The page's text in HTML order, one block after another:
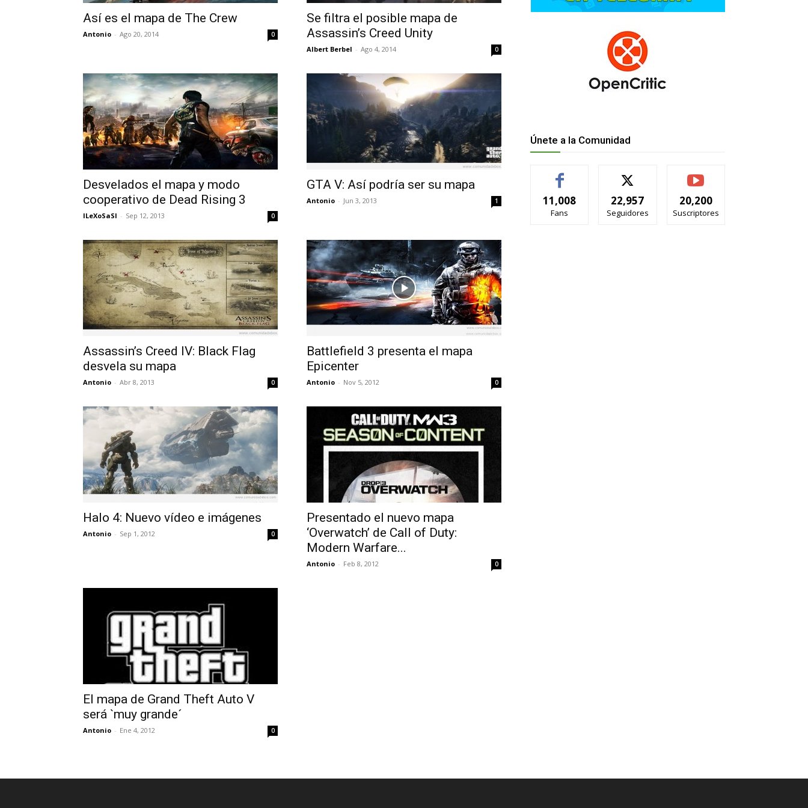
Así es el mapa de The Crew
Antonio - Ago 20, 2014 0
Se filtra el posible mapa de
Assassin’s Creed Unity
Albert Berbel - Ago 4, 2014 0
Desvelados el mapa y modo
cooperativo de Dead Rising 3
lLeXoSaSl - Sep 12, 2013 0
GTA V: Así podría ser su mapa
Antonio - Jun 3, 2013 1
Assassin’s Creed IV: Black Flag
desvela su mapa
Antonio - Abr 8, 2013 0
Battlefield 3 presenta el mapa
Epicenter
Antonio - Nov 5, 2012 0
Halo 4: Nuevo vídeo e imágenes
Antonio - Sep 1, 2012 0
Presentado el nuevo mapa
‘Overwatch’ de Call of Duty:
Modern Warfare...
Antonio - Feb 8, 2012 0
El mapa de Grand Theft Auto V
será `muy grande´
Antonio - Ene 4, 2012 0
Únete a la Comunidad
11,008
Fans
22,957
Seguidores
20,200
Suscriptores